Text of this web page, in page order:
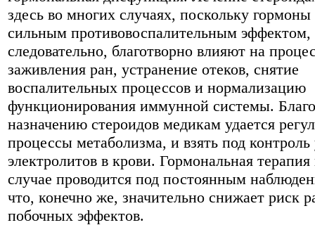
здесь во многих случаях, поскольку
сильным противовоспалительным эффектом,
следовательно, благотворно влияют на
заживления ран, устранение отеков, снятие
воспалительных процессов и нормализацию
функционирования иммунной системы.
назначению стероидов медикам удается
процессы метаболизма, и взять под контроль
электролитов в крови. Гормональная терапия
случае проводится под постоянным
что, конечно же, значительно снижает риск
побочных эффектов.